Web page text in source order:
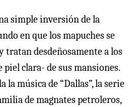
simple inversión de la
en que los mapuches se
tratan desdeñosamente a los
clara- de sus mansiones.
la música de “Dallas”, la serie
de magnates petroleros,